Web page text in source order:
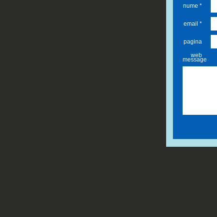
nume *
email *
pagina
web
message